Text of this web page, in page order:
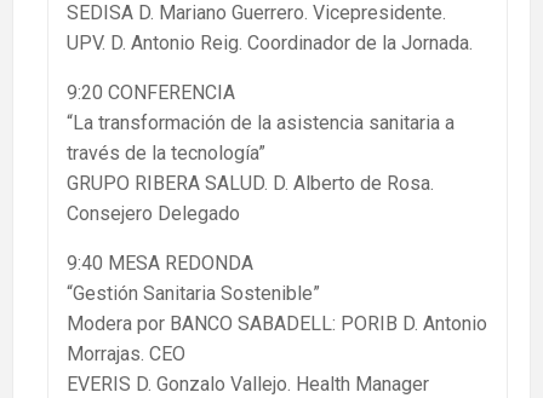
SEDISA D. Mariano Guerrero. Vicepresidente.
UPV. D. Antonio Reig. Coordinador de la Jornada.
9:20 CONFERENCIA
“La transformación de la asistencia sanitaria a
través de la tecnología”
GRUPO RIBERA SALUD. D. Alberto de Rosa.
Consejero Delegado
9:40 MESA REDONDA
“Gestión Sanitaria Sostenible”
Modera por BANCO SABADELL: PORIB D. Antonio
Morrajas. CEO
EVERIS D. Gonzalo Vallejo. Health Manager